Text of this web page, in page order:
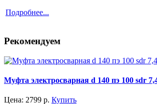
Подробнее...
Рекомендуем
Муфта электросварная d 140 пэ 100 sdr
Цена: 2799 р. Купить